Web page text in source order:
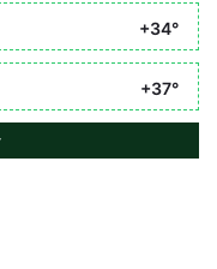
+34°
+37°